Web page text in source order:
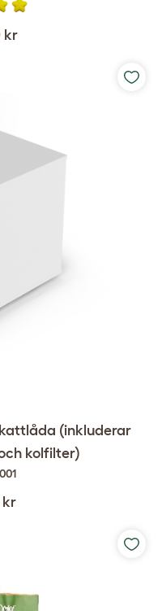
kr
(inkluderar
kolfilter)
kr